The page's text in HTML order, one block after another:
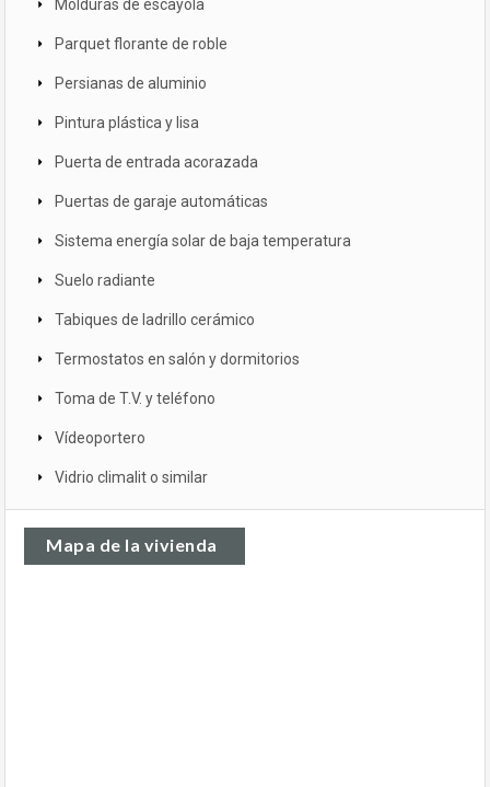
Molduras de escayola
Parquet florante de roble
Persianas de aluminio
Pintura plástica y lisa
Puerta de entrada acorazada
Puertas de garaje automáticas
Sistema energía solar de baja temperatura
Suelo radiante
Tabiques de ladrillo cerámico
Termostatos en salón y dormitorios
Toma de T.V. y teléfono
Vídeoportero
Vidrio climalit o similar
Mapa de la vivienda